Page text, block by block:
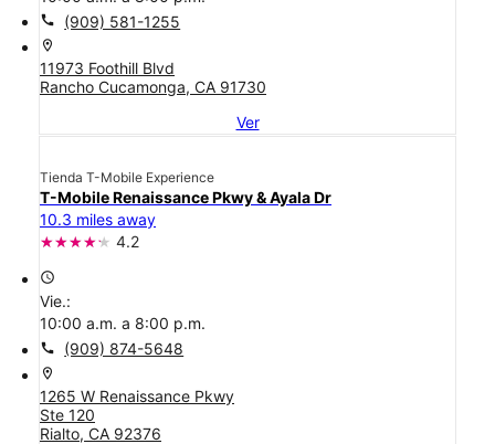
call (909) 581-1255
location_on
11973 Foothill Blvd
Rancho Cucamonga, CA 91730
Ver
Tienda T-Mobile Experience
T-Mobile Renaissance Pkwy & Ayala Dr
10.3 miles away
4.2
access_time
Vie.:
10:00 a.m. a 8:00 p.m.
call (909) 874-5648
location_on
1265 W Renaissance Pkwy
Ste 120
Rialto, CA 92376